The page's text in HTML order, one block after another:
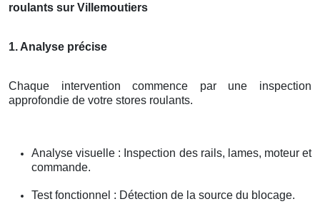
roulants sur Villemoutiers
1. Analyse précise
Chaque intervention commence par une inspection
approfondie de votre stores roulants.
Analyse visuelle : Inspection des rails, lames, moteur et
commande.
Test fonctionnel : Détection de la source du blocage.